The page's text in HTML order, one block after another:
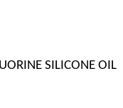
SILICONE OIL